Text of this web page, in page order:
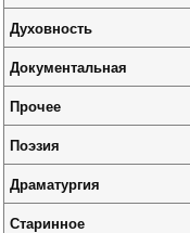
Духовность
Документальная
Прочее
Поэзия
Драматургия
Старинное